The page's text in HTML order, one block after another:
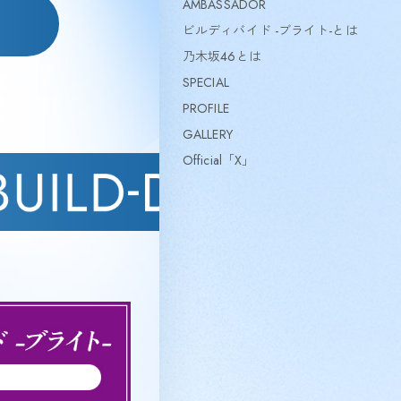
AMBASSADOR
ビルディバイド -ブライト-とは
乃木坂46とは
SPECIAL
PROFILE
GALLERY
Official「X」